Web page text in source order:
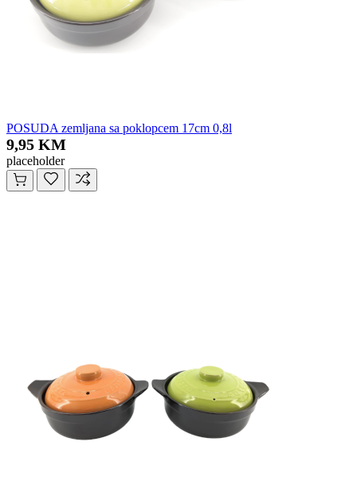
POSUDA zemljana sa poklopcem 17cm 0,8l
9,95 KM
placeholder